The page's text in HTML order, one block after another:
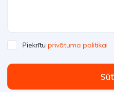
Piekrītu privātuma politikai